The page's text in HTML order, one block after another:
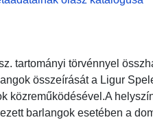
tartományi törvénnyel
összeírását a Ligur
közreműködésével.A
barlangok esetében a